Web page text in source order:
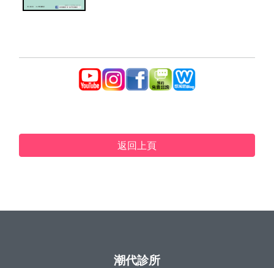
返回上頁
潮代診所